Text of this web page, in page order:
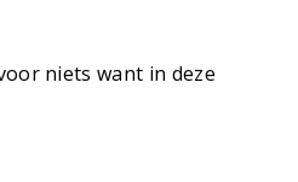
niets want in deze